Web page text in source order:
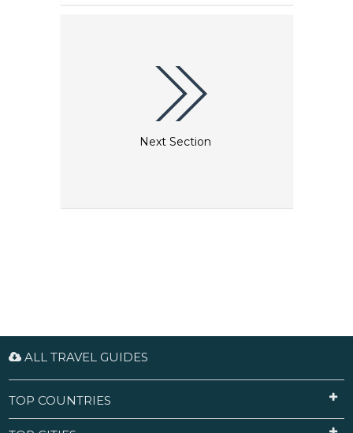
Next Section
ALL TRAVEL GUIDES
TOP COUNTRIES